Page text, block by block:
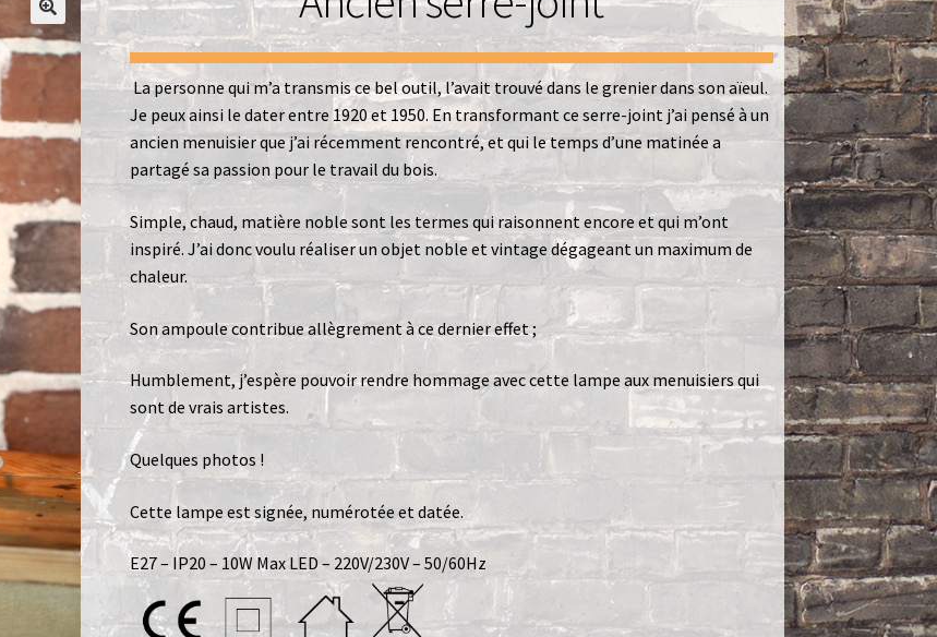
La personne qui m’a transmis ce bel outil, l’avait trouvé dans le grenier dans son aïeul.
Je peux ainsi le dater entre 1920 et 1950. En transformant ce serre-joint j’ai pensé à un
ancien menuisier que j’ai récemment rencontré, et qui le temps d’une matinée a
partagé sa passion pour le travail du bois.
Simple, chaud, matière noble sont les termes qui raisonnent encore et qui m’ont
inspiré. J’ai donc voulu réaliser un objet noble et vintage dégageant un maximum de
chaleur.
Son ampoule contribue allègrement à ce dernier effet ;
Humblement, j’espère pouvoir rendre hommage avec cette lampe aux menuisiers qui
sont de vrais artistes.
Quelques photos !
Cette lampe est signée, numérotée et datée.
E27 – IP20 – 10W Max LED – 220V/230V – 50/60Hz